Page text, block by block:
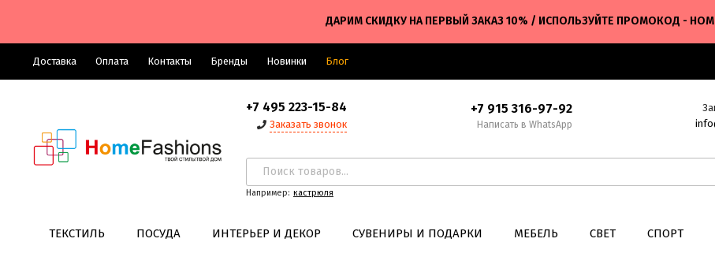
ДАРИМ СКИДКУ НА ПЕРВЫЙ ЗАКАЗ 10% / ИСПОЛЬЗУЙТЕ ПРОМОКОД -
Доставка Оплата Контакты Бренды Новинки Блог
+7 495 223-15-84
Заказать звонок
+7 915 316-97-92
Написать в WhatsApp
Например: кастрюля
ТЕКСТИЛЬ ПОСУДА ИНТЕРЬЕР И ДЕКОР СУВЕНИРЫ И ПОДАРКИ МЕБЕЛЬ СВЕТ СПОРТ